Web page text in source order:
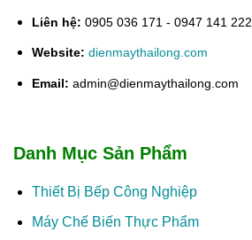
Liên hệ: 0905 036 171 - 0947 141 222
Website: dienmaythailong.com
Email: admin@dienmaythailong.com
Danh Mục Sản Phẩm
Thiết Bị Bếp Công Nghiệp
Máy Chế Biến Thực Phẩm